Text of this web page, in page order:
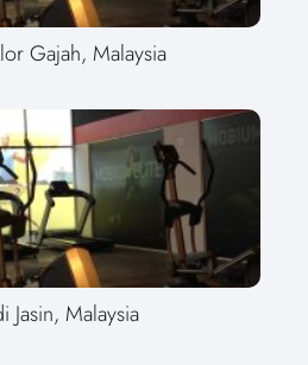
Gajah, Malaysia
Jasin, Malaysia